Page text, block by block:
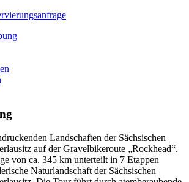
Landschaften der Sächsischen
auf der Gravelbikeroute „Rockhead“.
von ca. 345 km unterteilt in 7 Etappen
Naturlandschaft der Sächsischen